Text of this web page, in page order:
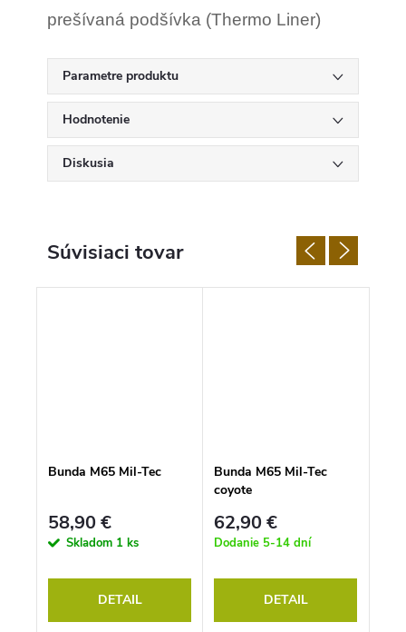
prešívaná podšívka (Thermo Liner)
Parametre produktu
Hodnotenie
Diskusia
Súvisiaci tovar
Bunda M65 Mil-Tec
58,90 €
Skladom 1 ks
DETAIL
Bunda M65 Mil-Tec
coyote
62,90 €
Dodanie 5-14 dní
DETAIL